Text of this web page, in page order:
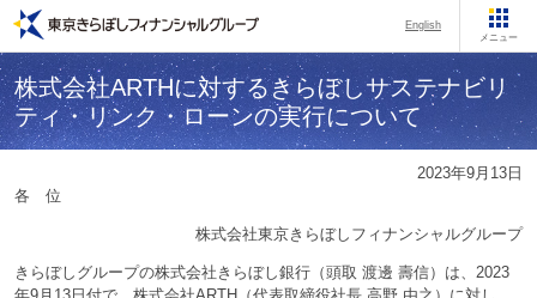
English
メニュー
株式会社ARTHに対するきらぼしサステナビリ
ティ・リンク・ローンの実行について
2023年9月13日
各 位
株式会社東京きらぼしフィナンシャルグループ
きらぼしグループの株式会社きらぼし銀行（頭取 渡邊 壽信）は、2023